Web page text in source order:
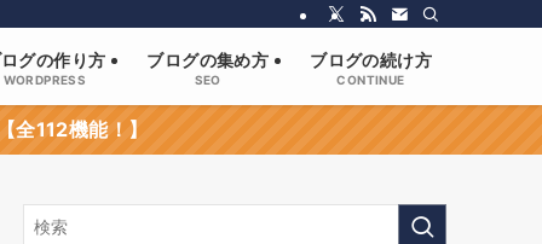
グの作り方
WORDPRESS
ブログの集め方
SEO
ブログの続け方
CONTINUE
112機能！】